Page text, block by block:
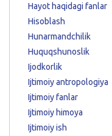
Hayot haqidagi fanlar
Hisoblash
Hunarmandchilik
Huquqshunoslik
Ijodkorlik
Ijtimoiy antropologiya
Ijtimoiy fanlar
Ijtimoiy himoya
Ijtimoiy ish